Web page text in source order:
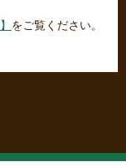
をご覧ください。